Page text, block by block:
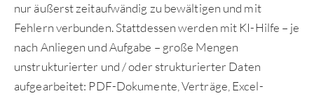
nur äußerst zeitaufwändig zu bewältigen und mit
Fehlern verbunden. Stattdessen werden mit KI-Hilfe – je
nach Anliegen und Aufgabe – große Mengen
unstrukturierter und / oder strukturierter Daten
aufgearbeitet: PDF-Dokumente, Verträge, Excel-